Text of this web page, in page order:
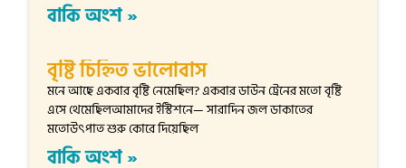
বাকি অংশ »
বৃষ্টি চিহ্নিত ভালোবাস
মনে আছে একবার বৃষ্টি নেমেছিল? একবার ডাউন ট্রেনের মতো বৃষ্টি
এসে থেমেছিলআমাদের ইস্টিশনে— সারাদিন জল ডাকাতের
মতোউৎপাত শুরু কোরে দিয়েছিল
বাকি অংশ »